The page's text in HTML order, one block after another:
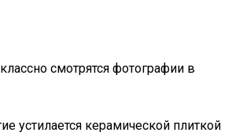
смотрятся фотографии в
устилается керамической плиткой